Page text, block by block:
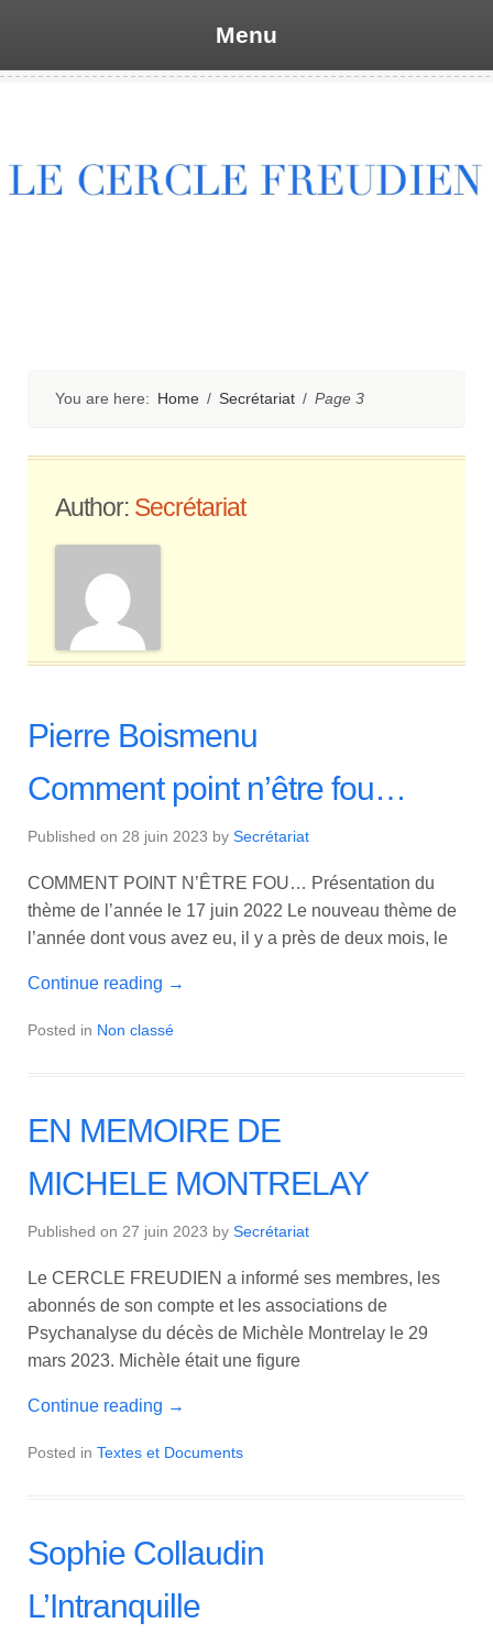
Menu
You are here: Home / Secrétariat / Page 3
Author: Secrétariat
Pierre Boismenu
Comment point n’être fou…
Published on 28 juin 2023 by Secrétariat
COMMENT POINT N’ÊTRE FOU… Présentation du
thème de l’année le 17 juin 2022 Le nouveau thème de
l’année dont vous avez eu, il y a près de deux mois, le
Continue reading →
Posted in Non classé
EN MEMOIRE DE
MICHELE MONTRELAY
Published on 27 juin 2023 by Secrétariat
Le CERCLE FREUDIEN a informé ses membres, les
abonnés de son compte et les associations de
Psychanalyse du décès de Michèle Montrelay le 29
mars 2023. Michèle était une figure
Continue reading →
Posted in Textes et Documents
Sophie Collaudin
L’Intranquille